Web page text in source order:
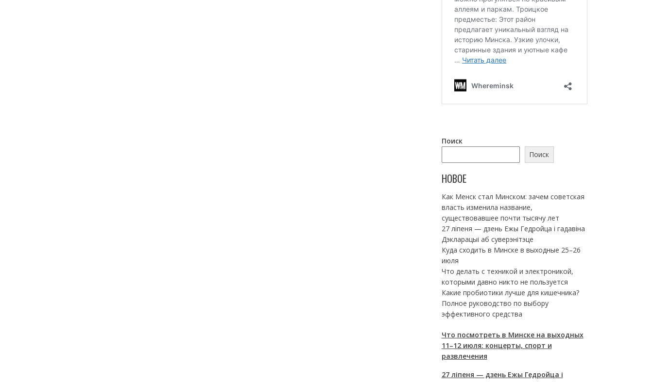
Поиск
Поиск
НОВОЕ
Как Менск стал Минском: зачем советская
власть изменила название,
существовавшее почти тысячу лет
27 ліпеня — дзень Ежы Гедройца і гадавіна
Дэкларацыі аб суверэнітэце
Куда сходить в Минске в выходные 25–26
июля
Что делать с техникой и электроникой,
которыми давно никто не пользуется
Какие пробиотики лучше для кишечника?
Полное руководство по выбору
эффективного средства
Что посмотреть в Минске на выходных
11–12 июля: концерты, спорт и
развлечения
27 ліпеня — дзень Ежы Гедройца і